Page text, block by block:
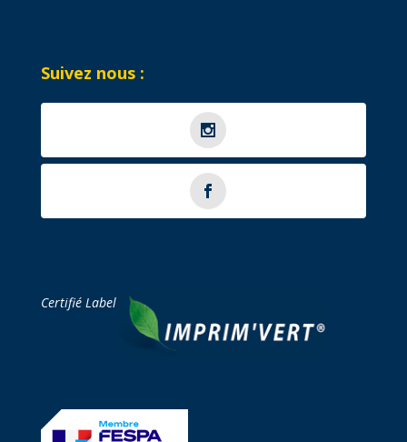
Suivez nous :
Certifié Label